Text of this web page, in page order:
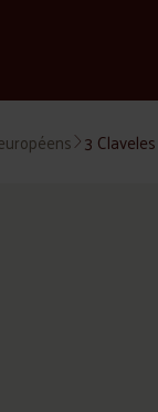
3 Claveles